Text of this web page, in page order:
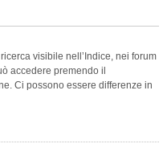
visibile nell’Indice, nei forum
accedere premendo il
Ci possono essere differenze in